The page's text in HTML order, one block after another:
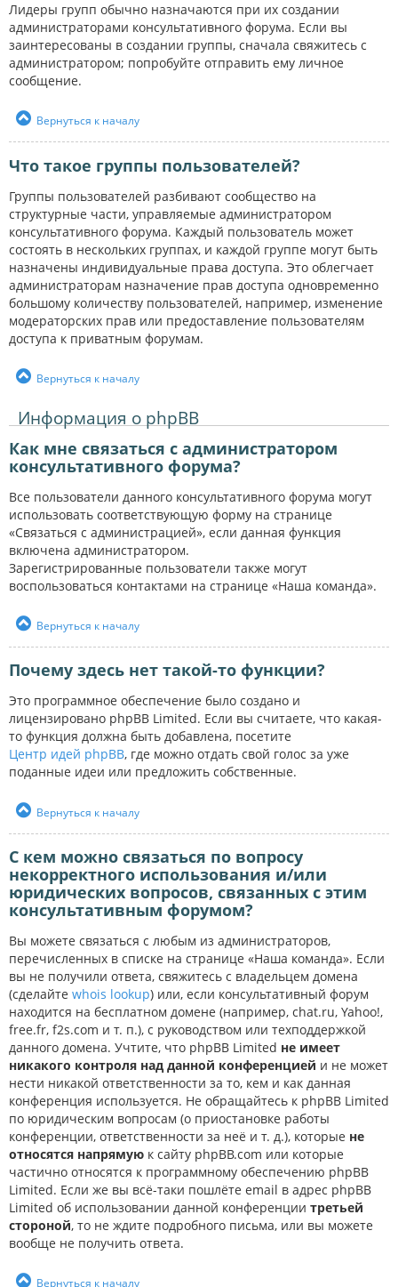
Лидеры групп обычно назначаются при их создании
администраторами консультативного форума. Если вы
заинтересованы в создании группы, сначала свяжитесь с
администратором; попробуйте отправить ему личное
сообщение.
Вернуться к началу
Что такое группы пользователей?
Группы пользователей разбивают сообщество на
структурные части, управляемые администратором
консультативного форума. Каждый пользователь может
состоять в нескольких группах, и каждой группе могут быть
назначены индивидуальные права доступа. Это облегчает
администраторам назначение прав доступа одновременно
большому количеству пользователей, например, изменение
модераторских прав или предоставление пользователям
доступа к приватным форумам.
Вернуться к началу
Информация о phpBB
Как мне связаться с администратором
консультативного форума?
Все пользователи данного консультативного форума могут
использовать соответствующую форму на странице
«Связаться с администрацией», если данная функция
включена администратором.
Зарегистрированные пользователи также могут
воспользоваться контактами на странице «Наша команда».
Вернуться к началу
Почему здесь нет такой-то функции?
Это программное обеспечение было создано и
лицензировано phpBB Limited. Если вы считаете, что какая-
то функция должна быть добавлена, посетите
Центр идей phpBB, где можно отдать свой голос за уже
поданные идеи или предложить собственные.
Вернуться к началу
С кем можно связаться по вопросу
некорректного использования и/или
юридических вопросов, связанных с этим
консультативным форумом?
Вы можете связаться с любым из администраторов,
перечисленных в списке на странице «Наша команда». Если
вы не получили ответа, свяжитесь с владельцем домена
(сделайте whois lookup) или, если консультативный форум
находится на бесплатном домене (например, chat.ru, Yahoo!,
free.fr, f2s.com и т. п.), с руководством или техподдержкой
данного домена. Учтите, что phpBB Limited не имеет
никакого контроля над данной конференцией и не может
нести никакой ответственности за то, кем и как данная
конференция используется. Не обращайтесь к phpBB Limited
по юридическим вопросам (о приостановке работы
конференции, ответственности за неё и т. д.), которые не
относятся напрямую к сайту phpBB.com или которые
частично относятся к программному обеспечению phpBB
Limited. Если же вы всё-таки пошлёте email в адрес phpBB
Limited об использовании данной конференции третьей
стороной, то не ждите подробного письма, или вы можете
вообще не получить ответа.
Вернуться к началу